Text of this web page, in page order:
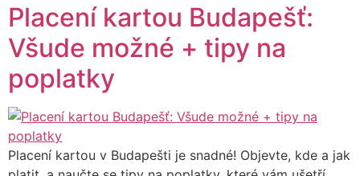
Placení kartou Budapešť:
Všude možné + tipy na
poplatky
Placení kartou v Budapešti je snadné! Objevte, kde a jak